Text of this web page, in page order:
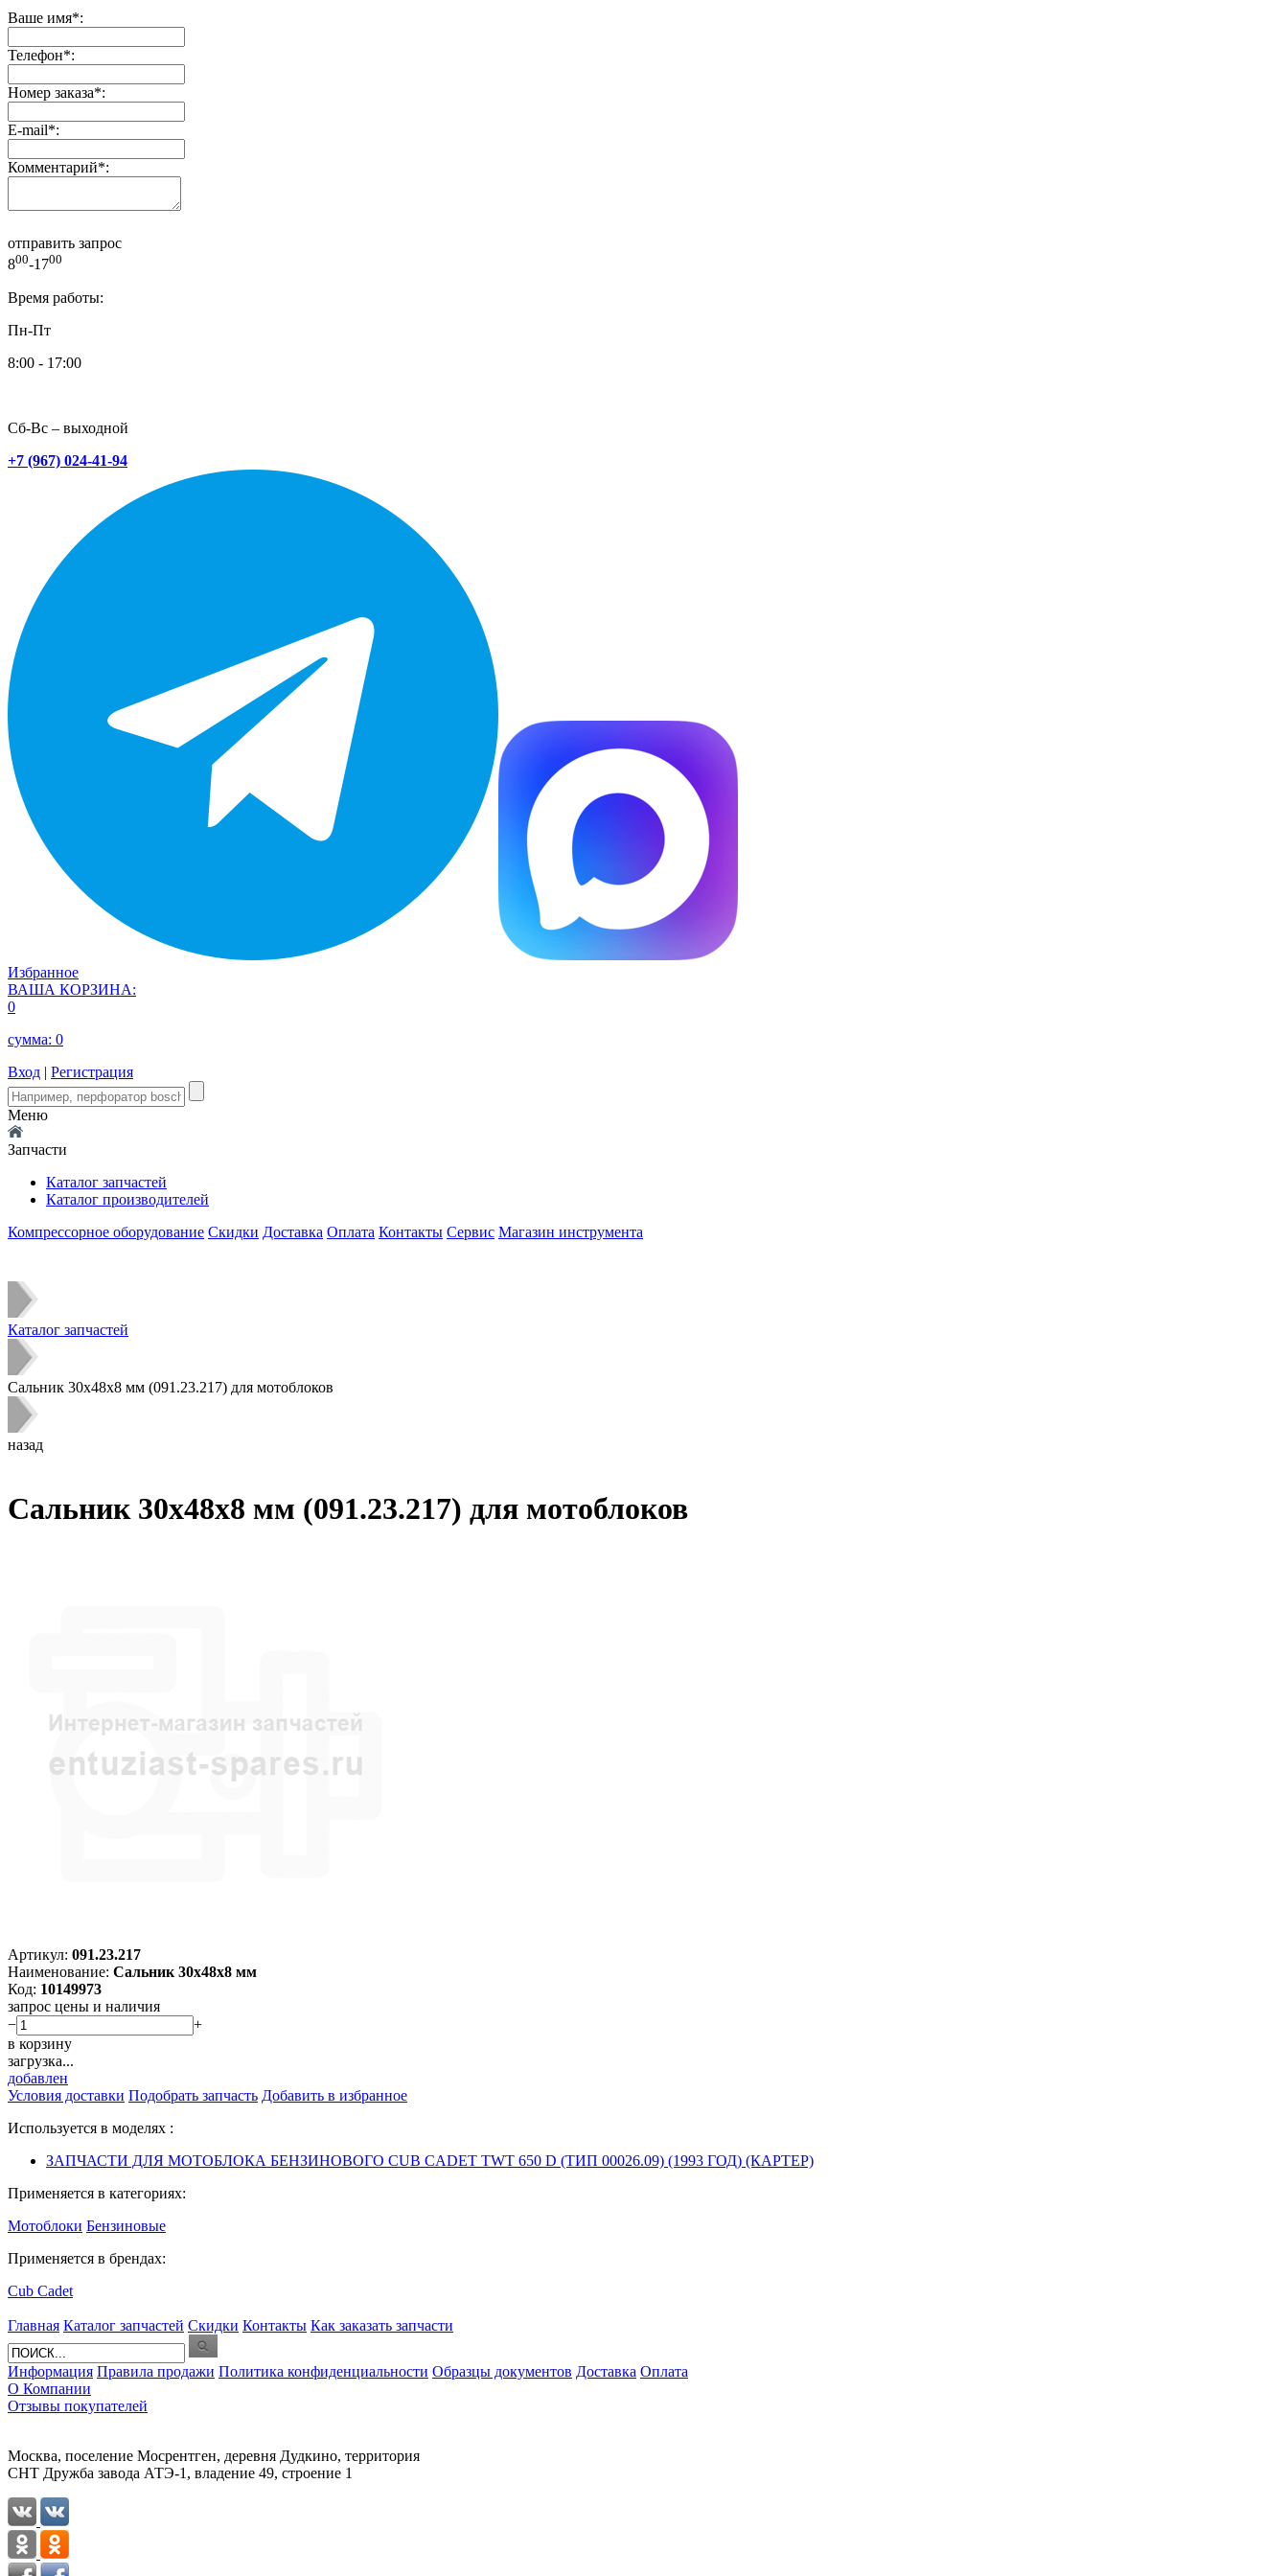
Ваше имя*:
Телефон*:
Номер заказа*:
E-mail*:
Комментарий*:
отправить запрос
800-1700
Время работы:
Пн-Пт
8:00 - 17:00
Сб-Вс – выходной
+7 (967) 024-41-94
Избранное
ВАША КОРЗИНА:
0
сумма: 0
Вход | Регистрация
Меню
Запчасти
Каталог запчастей
Каталог производителей
Компрессорное оборудование Скидки Доставка Оплата Контакты Сервис Магазин инструмента
Каталог запчастей
Сальник 30х48х8 мм (091.23.217) для мотоблоков
назад
Сальник 30х48х8 мм (091.23.217) для мотоблоков
Артикул: 091.23.217
Наименование: Сальник 30х48х8 мм
Код: 10149973
запрос цены и наличия
−
+
в корзину
загрузка...
добавлен
Условия доставки Подобрать запчасть Добавить в избранное
Используется в моделях :
ЗАПЧАСТИ ДЛЯ МОТОБЛОКА БЕНЗИНОВОГО CUB CADET TWT 650 D (ТИП 00026.09) (1993 ГОД) (КАРТЕР)
Применяется в категориях:
Мотоблоки Бензиновые
Применяется в брендах:
Cub Cadet
Главная Каталог запчастей Скидки Контакты Как заказать запчасти
Информация Правила продажи Политика конфиденциальности Образцы документов Доставка Оплата
О Компании
Отзывы покупателей
Москва, поселение Мосрентген, деревня Дудкино, территория
СНТ Дружба завода АТЭ-1, владение 49, строение 1